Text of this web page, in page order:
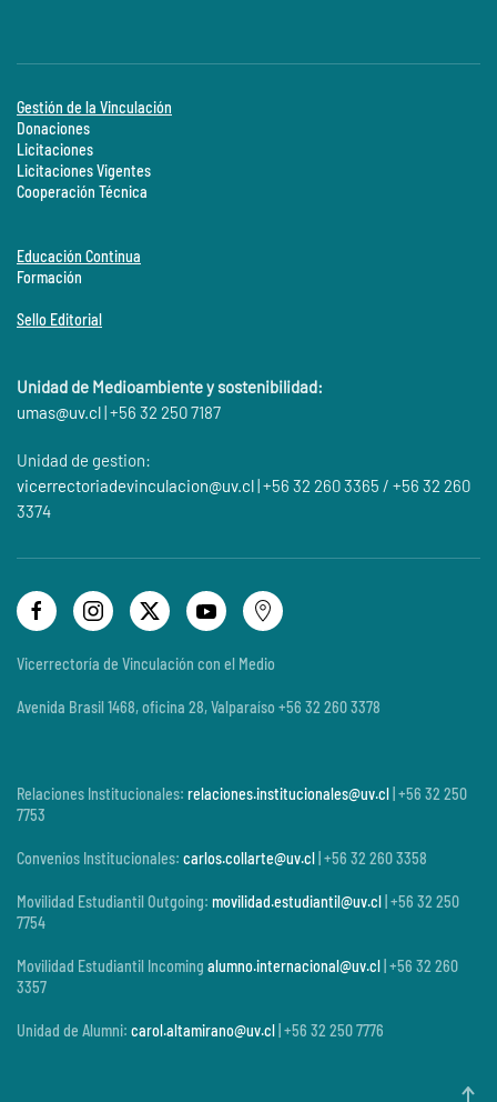
Gestión de la Vinculación
Donaciones
Licitaciones
Licitaciones Vigentes
Cooperación Técnica
Educación Continua
Formación
Sello Editorial
Unidad de Medioambiente y sostenibilidad:
umas@uv.cl| +56 32 250 7187
Unidad de gestion:
vicerrectoriadevinculacion@uv.cl| +56 32 260 3365 / +56 32 260
3374
Vicerrectoría de Vinculación con el Medio
Avenida Brasil 1468, oficina 28, Valparaíso +56 32 260 3378
Relaciones Institucionales: relaciones.institucionales@uv.cl | +56 32 250
7753
Convenios Institucionales: carlos.collarte@uv.cl | +56 32 260 3358
Movilidad Estudiantil Outgoing: movilidad.estudiantil@uv.cl | +56 32 250
7754
Movilidad Estudiantil Incoming alumno.internacional@uv.cl | +56 32 260
3357
Unidad de Alumni: carol.altamirano@uv.cl | +56 32 250 7776